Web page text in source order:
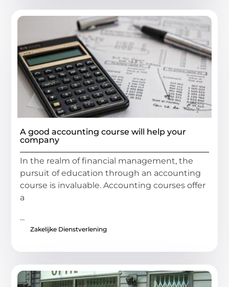
A good accounting course will help your
company
In the realm of financial management, the
pursuit of education through an accounting
course is invaluable. Accounting courses offer
a
...
Zakelijke Dienstverlening